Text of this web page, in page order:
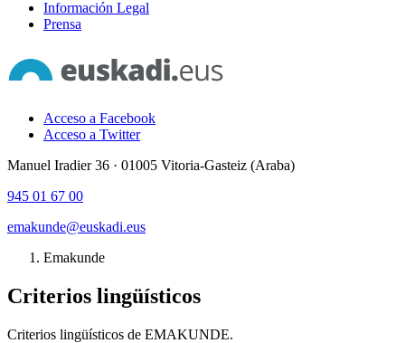
Información Legal
Prensa
Acceso a Facebook
Acceso a Twitter
Manuel Iradier 36 · 01005 Vitoria-Gasteiz (Araba)
945 01 67 00
emakunde@euskadi.eus
Emakunde
Criterios lingüísticos
Criterios lingüísticos de EMAKUNDE.